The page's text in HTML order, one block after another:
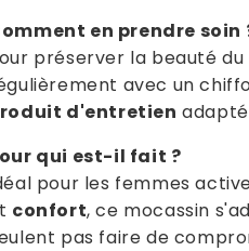
en prendre soin
préserver la beauté
avec un
d'entretien
qui est-il fait ?
pour les femmes
confort, ce mocassin
pas faire de